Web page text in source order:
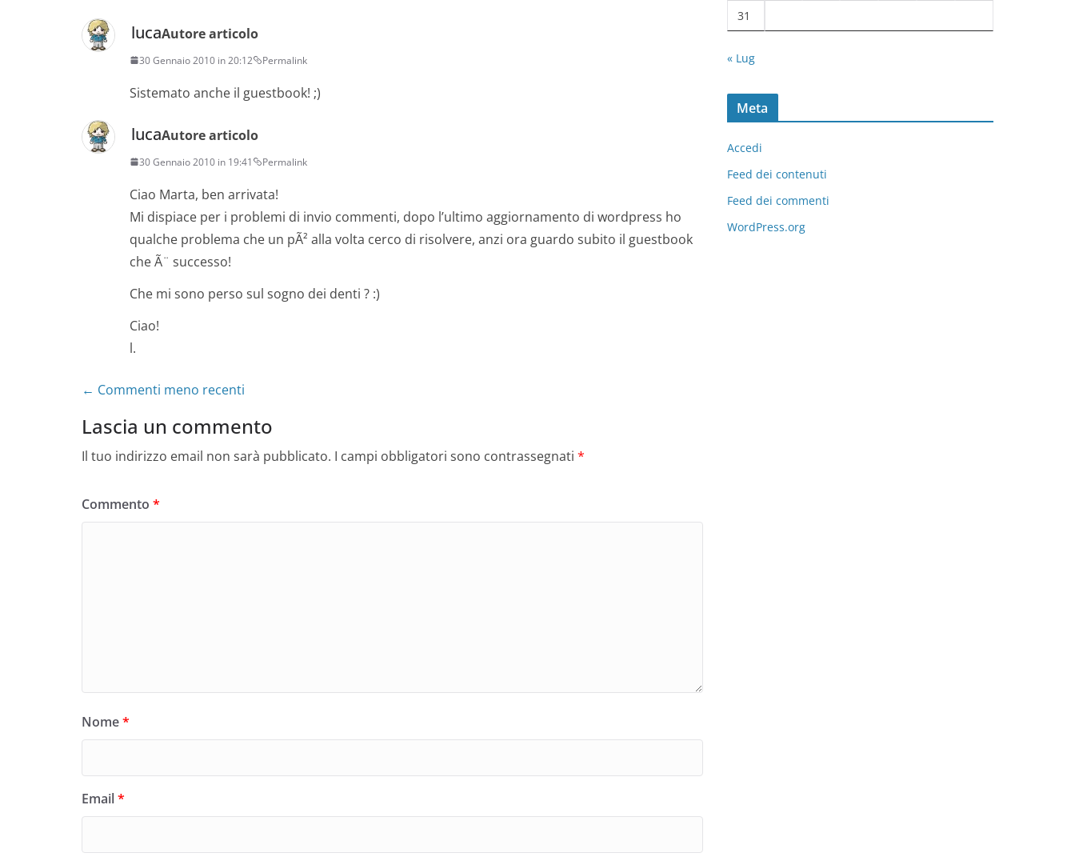
lucaAutore articolo
30 Gennaio 2010 in 20:12 Permalink
Sistemato anche il guestbook! ;)
lucaAutore articolo
30 Gennaio 2010 in 19:41 Permalink
Ciao Marta, ben arrivata!
Mi dispiace per i problemi di invio commenti, dopo l’ultimo aggiornamento di wordpress ho
qualche problema che un pÃ² alla volta cerco di risolvere, anzi ora guardo subito il guestbook
che Ã¨ successo!
Che mi sono perso sul sogno dei denti ? :)
Ciao!
l.
Navigazione
← Commenti meno recenti
Lascia un commento
Il tuo indirizzo email non sarà pubblicato. I campi obbligatori sono contrassegnati *
Commento *
Nome*
Email*
31
« Lug
Meta
Accedi
Feed dei contenuti
Feed dei commenti
WordPress.org